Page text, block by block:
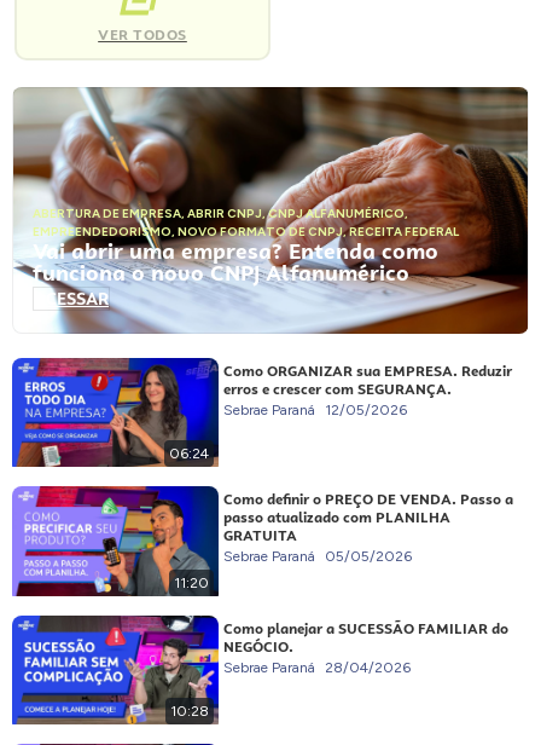
VER TODOS
ABERTURA DE EMPRESA, ABRIR CNPJ,CNPJ ALFANUMÉRICO,
EMPREENDEDORISMO, NOVO FORMATO DE CNPJ,RECEITA FEDERAL
Vai abrir uma empresa? Entenda como
funciona o novo CNPJ Alfanumérico
ACESSAR
06:24
Como ORGANIZAR sua EMPRESA. Reduzir
erros e crescer com SEGURANÇA.
Sebrae Paraná 12/05/2026
11:20
Como definir o PREÇO DE VENDA. Passo a
passo atualizado com PLANILHA
GRATUITA
Sebrae Paraná 05/05/2026
10:28
Como planejar a SUCESSÃO FAMILIAR do
NEGÓCIO.
Sebrae Paraná 28/04/2026